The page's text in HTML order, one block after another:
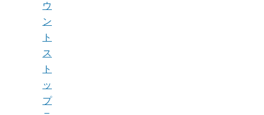
ウ
ン
ト
ス
ト
ッ
プ